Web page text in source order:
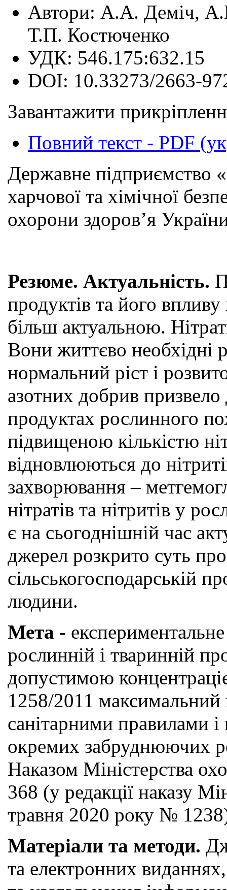
Автори: А.А. Деміч,
Т.П. Костюченко
УДК: 546.175:632.15
DOI: 10.33273/2663-
Завантажити
Повний текст - PDF
Державне підприємство
харчової та хімічної
охорони здоров’я
Резюме. Актуальність.
продуктів та його
більш актуальною.
Вони життєво необхідні
нормальний ріст і
азотних добрив
продуктах рослинного
підвищеною кількістю
відновлюються до
захворювання –
нітратів та нітритів у
є на сьогоднішній час
джерел розкрито суть
сільськогосподарській
людини.
Мета - експериментальне
рослинній і тваринній
допустимою
1258/2011 максимальний
санітарними правилами
окремих забруднюючих
Наказом Міністерства
368 (у редакції наказу
травня 2020 року №
Mатеріали та методи.
та електронних